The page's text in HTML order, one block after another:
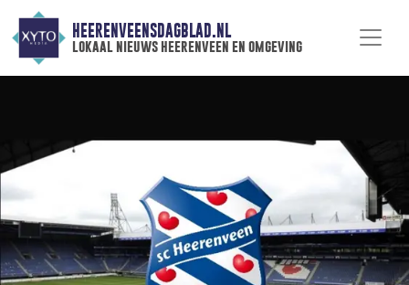
HEERENVEENSDAGBLAD.NL
lokaal nieuws heerenveen en omgeving